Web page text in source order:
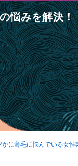
悩みを解決！
かに薄毛に悩んでいる女